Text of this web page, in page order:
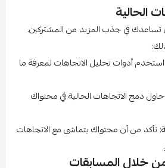
تساعدك في جذب المزيد من المشتركين.
أدوات تحليل الاتجاهات لمعرفة ما
دمج الاتجاهات الحالية في محتواك
من أن محتواك يتماشى مع الاتجاهات